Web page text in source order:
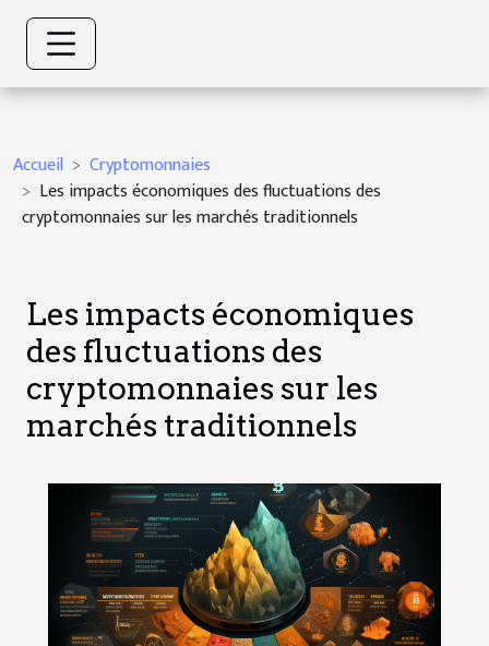
Accueil
Cryptomonnaies
Les impacts économiques des fluctuations des
cryptomonnaies sur les marchés traditionnels
Les impacts économiques
des fluctuations des
cryptomonnaies sur les
marchés traditionnels